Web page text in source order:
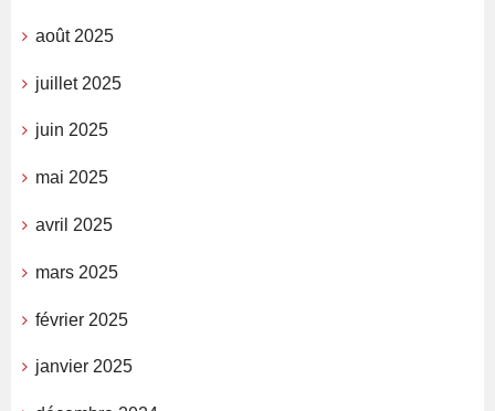
août 2025
juillet 2025
juin 2025
mai 2025
avril 2025
mars 2025
février 2025
janvier 2025